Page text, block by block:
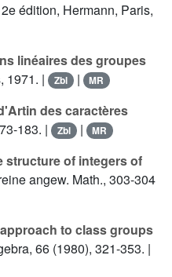
édition, Hermann, Paris,
linéaires des groupes
1971. | Zbl | MR
des caractères
183. | Zbl | MR
structure of integers of
angew. Math., 303-304
to class groups
66 (1980), 321-353. |